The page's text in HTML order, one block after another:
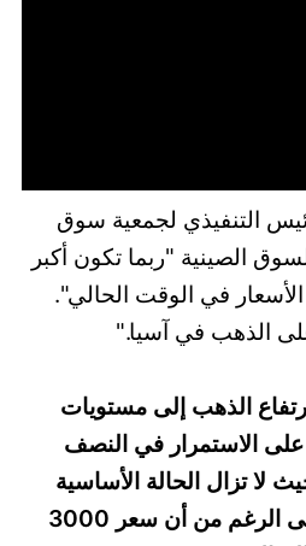
التنفيذي لجمعية سوق
الصينية "ربما تكون أكبر
في الوقت الحالي".
الذهب في آسيا."
الذهب إلى مستويات
الاستمرار في النصف
من عام 2024 حيث لا تزال الحالة الأساسية
للسبائك قائمة بقوة، على الرغم من أن سعر 3000